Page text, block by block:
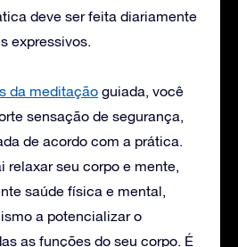
deve ser feita diariamente
expressivos.
da meditação guiada, você
sensação de segurança,
de acordo com a prática.
relaxar seu corpo e mente,
saúde física e mental,
a potencializar o
as funções do seu corpo. É